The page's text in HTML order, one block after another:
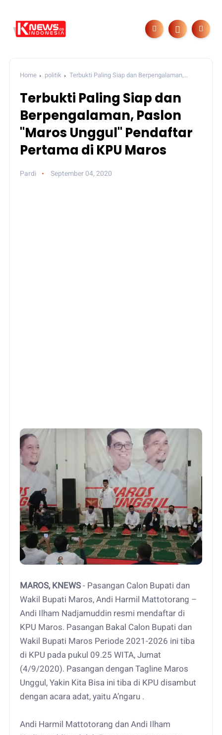
Home politik
Terbukti Paling Siap dan Berpengalaman,
Terbukti Paling Siap dan
Berpengalaman, Paslon
"Maros Unggul" Pendaftar
Pertama di KPU Maros
Pardi September 04, 2020
MAROS, KNEWS - Pasangan Calon Bupati dan
Wakil Bupati Maros, Andi Harmil Mattotorang –
Andi Ilham Nadjamuddin resmi mendaftar di
KPU Maros. Pasangan Bakal Calon Bupati dan
Wakil Bupati Maros Periode 2021-2026 ini tiba
di KPU pada pukul 09.25 WITA, Jumat
(4/9/2020). Pasangan dengan Tagline Maros
Unggul, Yakin Kita Bisa ini tiba di KPU disambut
dengan acara adat, yaitu A’ngaru .
Andi Harmil Mattotorang dan Andi Ilham